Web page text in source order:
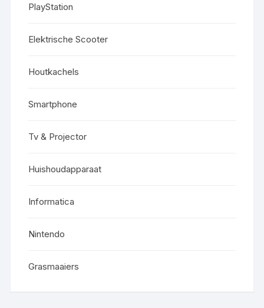
PlayStation
Elektrische Scooter
Houtkachels
Smartphone
Tv & Projector
Huishoudapparaat
Informatica
Nintendo
Grasmaaiers